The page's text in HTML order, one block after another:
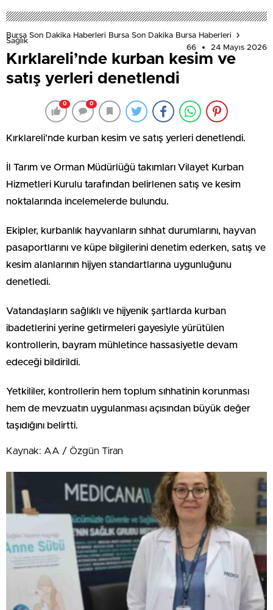
Bursa Son Dakika Haberleri Bursa Son Dakika Bursa Haberleri
Sağlık
66
24 Mayıs 2026
Kırklareli’nde kurban kesim ve
satış yerleri denetlendi
0 0
Kırklareli’nde kurban kesim ve satış yerleri denetlendi.
İl Tarım ve Orman Müdürlüğü takımları Vilayet Kurban
Hizmetleri Kurulu tarafından belirlenen satış ve kesim
noktalarında incelemelerde bulundu.
Ekipler, kurbanlık hayvanların sıhhat durumlarını, hayvan
pasaportlarını ve küpe bilgilerini denetim ederken, satış ve
kesim alanlarının hijyen standartlarına uygunluğunu
denetledi.
Vatandaşların sağlıklı ve hijyenik şartlarda kurban
ibadetlerini yerine getirmeleri gayesiyle yürütülen
kontrollerin, bayram mühletince hassasiyetle devam
edeceği bildirildi.
Yetkililer, kontrollerin hem toplum sıhhatinin korunması
hem de mevzuatın uygulanması açısından büyük değer
taşıdığını belirtti.
Kaynak: AA / Özgün Tiran